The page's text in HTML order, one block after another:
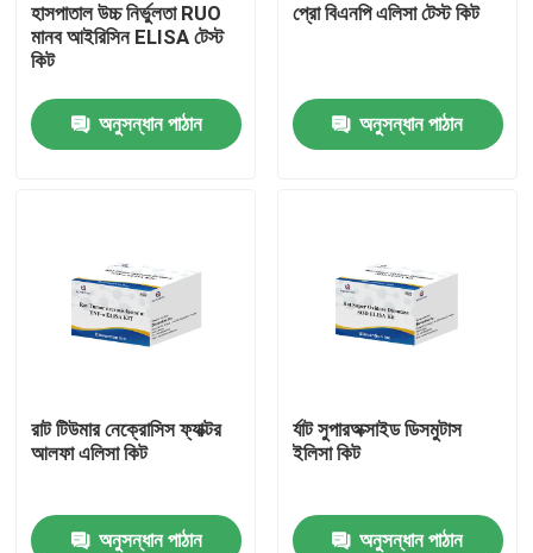
আমাদের সম্পর্কে
কারখানা ভ্রমণ
হাসপাতাল উচ্চ নির্ভুলতা RUO
মানব আইরিসিন ELISA টেস্ট
কিট
অনুসন্ধান পাঠান
প্রো বিএনপি এলিসা টেস্ট কিট
অনুসন্ধান পাঠান
রাট টিউমার নেক্রোসিস ফ্যাক্টর
আলফা এলিসা কিট
অনুসন্ধান পাঠান
র্যাট সুপারঅক্সাইড ডিসমুটাস
ইলিসা কিট
অনুসন্ধান পাঠান